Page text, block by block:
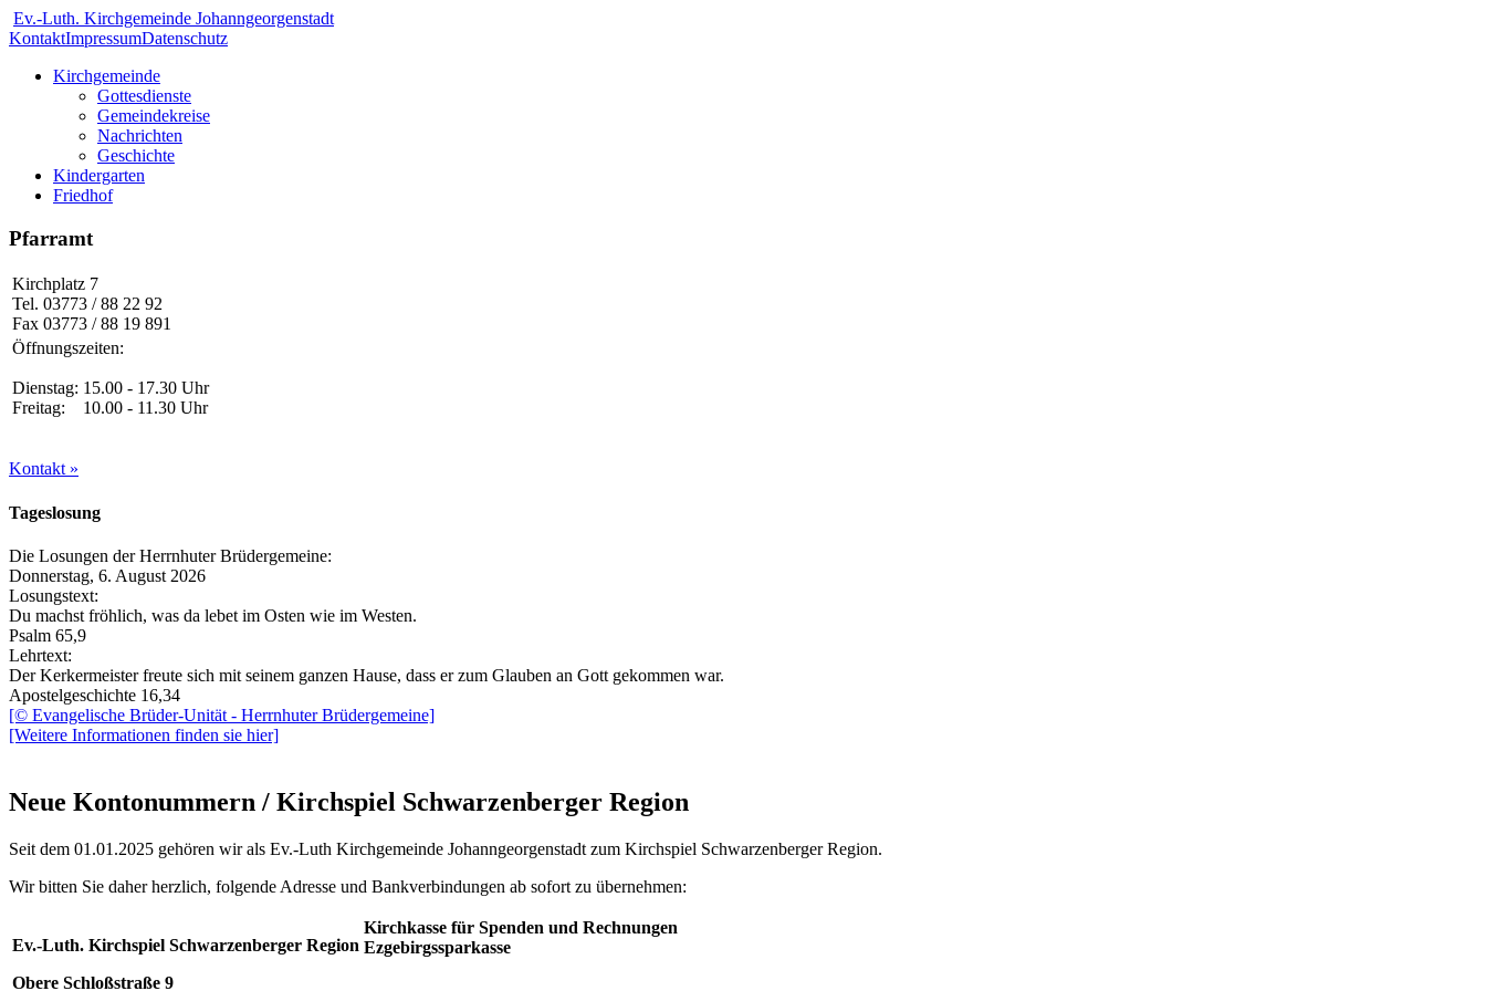
Ev.-Luth. Kirchgemeinde Johanngeorgenstadt
KontaktImpressumDatenschutz
Kirchgemeinde
Gottesdienste
Gemeindekreise
Nachrichten
Geschichte
Kindergarten
Friedhof
Pfarramt
Kirchplatz 7
Tel. 03773 / 88 22 92
Fax 03773 / 88 19 891
Öffnungszeiten:
Dienstag: 15.00 - 17.30 Uhr
Freitag: 10.00 - 11.30 Uhr
Kontakt »
Tageslosung
Die Losungen der Herrnhuter Brüdergemeine:
Donnerstag, 6. August 2026
Losungstext:
Du machst fröhlich, was da lebet im Osten wie im Westen.
Psalm 65,9
Lehrtext:
Der Kerkermeister freute sich mit seinem ganzen Hause, dass er zum Glauben an Gott gekommen war.
Apostelgeschichte 16,34
[© Evangelische Brüder-Unität - Herrnhuter Brüdergemeine]
[Weitere Informationen finden sie hier]
Neue Kontonummern / Kirchspiel Schwarzenberger Region
Seit dem 01.01.2025 gehören wir als Ev.-Luth Kirchgemeinde Johanngeorgenstadt zum Kirchspiel Schwarzenberger Region.
Wir bitten Sie daher herzlich, folgende Adresse und Bankverbindungen ab sofort zu übernehmen:
Ev.-Luth. Kirchspiel Schwarzenberger Region
Obere Schloßstraße 9
Kirchkasse für Spenden und Rechnungen
Ezgebirgssparkasse